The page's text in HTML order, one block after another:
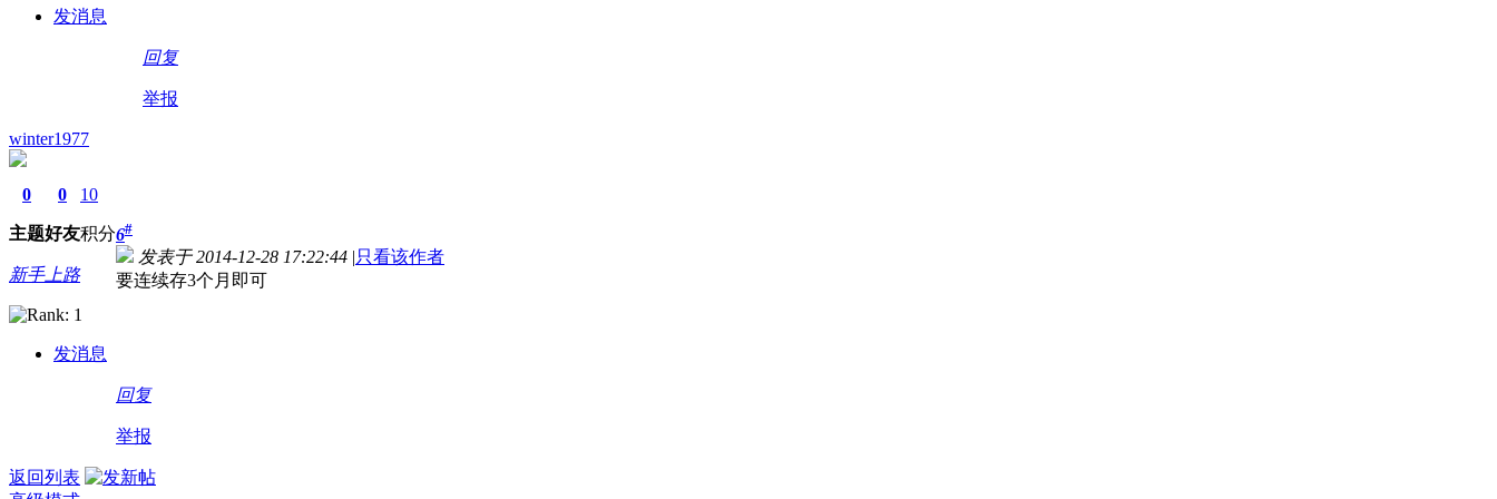
发消息
回复
举报
winter1977
0
主题
0
好友
10
积分
新手上路
发消息
6#
发表于 2014-12-28 17:22:44 |只看该作者
要连续存3个月即可
回复
举报
返回列表